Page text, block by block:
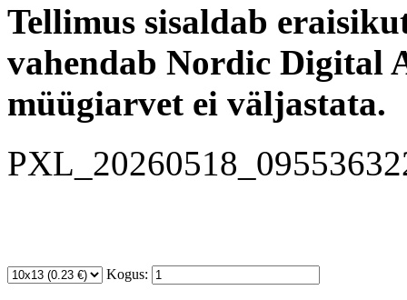
Tellimus sisaldab
vahendab Nordic Digital
müügiarvet ei väljastata.
Kogus: